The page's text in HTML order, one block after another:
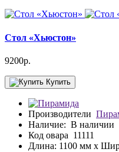
Стол «Хьюстон»
9200р.
Купить
Производители
Наличие: В наличии
Код овара 11111
Длина: 1100 мм x